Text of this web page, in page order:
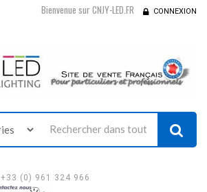
Bienvenue sur CNJY-LED.FR CONNEXION
+33 (0) 961 324 966